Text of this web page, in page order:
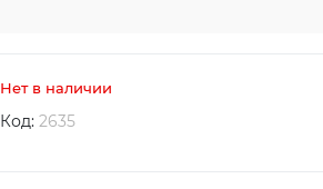
Нет в наличии
Код: 2635